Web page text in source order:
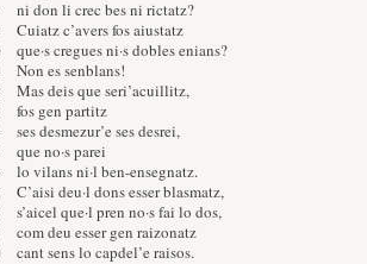
ni don li crec bes ni rictatz?
Cuiatz c’avers fos aiustatz
que·s cregues ni·s dobles enians?
Non es senblans!
Mas deis que seri’acuillitz,
fos gen partitz
ses desmezur’e ses desrei,
que no·s parei
lo vilans ni·l ben-ensegnatz.
C’aisi deu·l dons esser blasmatz,
s’aicel que·l pren no·s fai lo dos,
com deu esser gen raizonatz
cant sens lo capdel’e raisos.